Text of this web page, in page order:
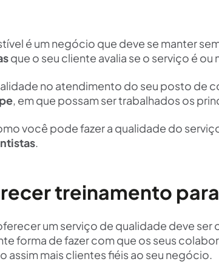
é um negócio que deve se manter
que o seu cliente avalia se o serviço é ou
no atendimento do seu posto de
, em que possam ser trabalhados os
você pode fazer a qualidade do
.
treinamento
um serviço de qualidade deve ser
forma de fazer com que os seus
assim mais clientes fiéis ao seu negócio.